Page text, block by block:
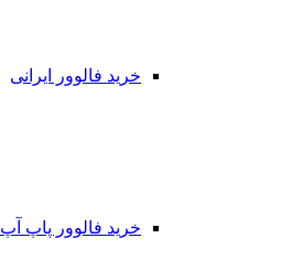
خرید فالوور ایرانی
خرید فالوور پاپ آپ